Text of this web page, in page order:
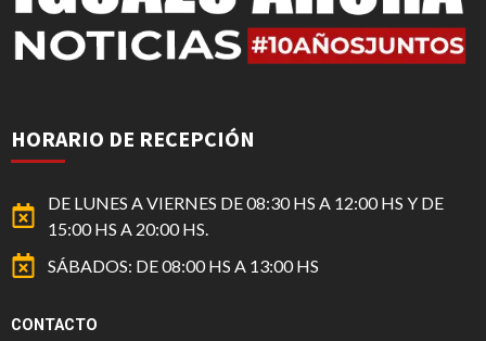
HORARIO DE RECEPCIÓN
DE LUNES A VIERNES DE 08:30 HS A 12:00 HS Y DE
15:00 HS A 20:00 HS.
SÁBADOS: DE 08:00 HS A 13:00 HS
CONTACTO